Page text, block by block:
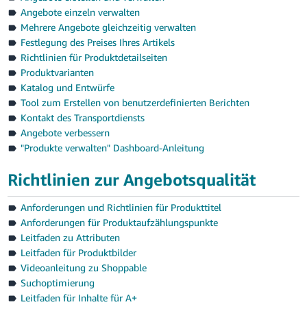
Angebote einzeln verwalten
Mehrere Angebote gleichzeitig verwalten
Festlegung des Preises Ihres Artikels
Richtlinien für Produktdetailseiten
Produktvarianten
Katalog und Entwürfe
Tool zum Erstellen von benutzerdefinierten Berichten
Kontakt des Transportdiensts
Angebote verbessern
"Produkte verwalten" Dashboard-Anleitung
Richtlinien zur Angebotsqualität
Anforderungen und Richtlinien für Produkttitel
Anforderungen für Produktaufzählungspunkte
Leitfaden zu Attributen
Leitfaden für Produktbilder
Videoanleitung zu Shoppable
Suchoptimierung
Leitfaden für Inhalte für A+